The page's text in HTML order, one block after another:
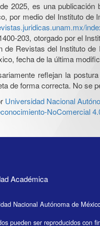
2025, es una
por medio del Instituto
203, otorgado por el
de Revistas del Instituto
fecha de la última
reflejan la
de forma correcta. No se
Universidad Nacional
NoComercial
Académica
Nacional Autónoma de
pueden ser reproducidos con